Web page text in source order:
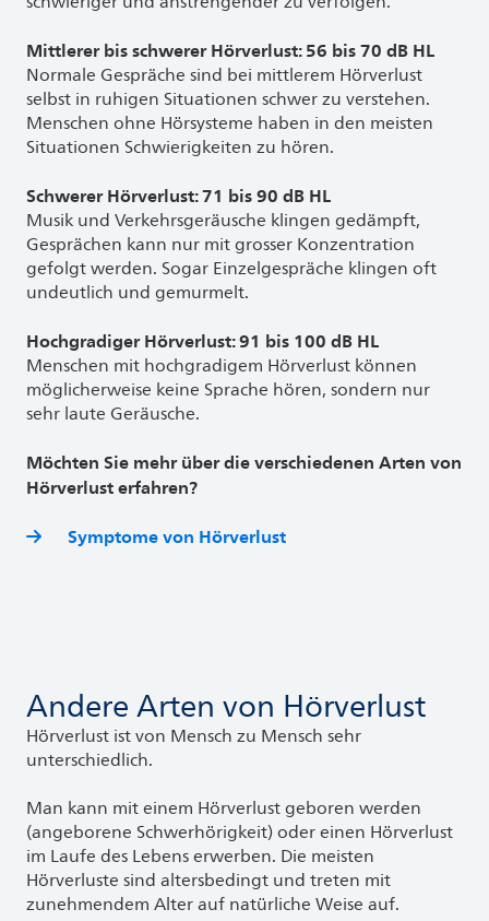
Mittlerer bis schwerer Hörverlust: 56 bis 70 dB HL
Normale Gespräche sind bei mittlerem Hörverlust
selbst in ruhigen Situationen schwer zu verstehen.
Menschen ohne Hörsysteme haben in den meisten
Situationen Schwierigkeiten zu hören.
Schwerer Hörverlust: 71 bis 90 dB HL
Musik und Verkehrsgeräusche klingen gedämpft,
Gesprächen kann nur mit grosser Konzentration
gefolgt werden. Sogar Einzelgespräche klingen oft
undeutlich und gemurmelt.
Hochgradiger Hörverlust: 91 bis 100 dB HL
Menschen mit hochgradigem Hörverlust können
möglicherweise keine Sprache hören, sondern nur
sehr laute Geräusche.
Möchten Sie mehr über die verschiedenen Arten von
Hörverlust erfahren?
Symptome von Hörverlust
Andere Arten von Hörverlust
Hörverlust ist von Mensch zu Mensch sehr
unterschiedlich.
Man kann mit einem Hörverlust geboren werden
(angeborene Schwerhörigkeit) oder einen Hörverlust
im Laufe des Lebens erwerben. Die meisten
Hörverluste sind altersbedingt und treten mit
zunehmendem Alter auf natürliche Weise auf.